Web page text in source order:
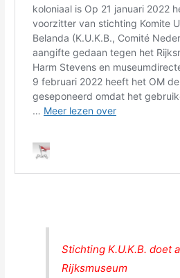
Stichting K.U.K.B. doet
Rijksmuseum